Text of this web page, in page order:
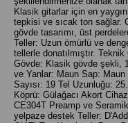
Klasik gitarlar için en
tepkisi ve sıcak ton sağlar.
gövde tasarımı, üst
Teller: Uzun ömürlü ve
tellerle donatılmıştır.
Gövde: Klasik gövde şekli,
ve Yanlar: Maun Sap:
Sayısı: 19 Tel Uzunluğu:
Köprü: Gülağacı Akort
CE304T Preamp ve
yelpaze destek Teller: